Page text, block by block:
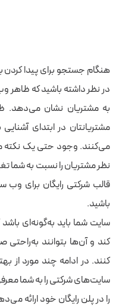
هنگام جستجو برای پیدا کردن
در نظر داشته باشید که ظاهر
به مشتریان نشان می‌دهد.
مشتریانتان در ابتدای
می‌کنند. وجود حتی یک نکته
نظر مشتریان را نسبت به شما
قالب شرکتی رایگان برای وب
باشید.
سایت شما باید به‌گونه‌ای باشد
کند و آن‌ها بتوانند به‌راحتی
کنند. در ادامه چند مورد از
سایت‌های شرکتی را به شما
را در پلن رایگان خود ارائه